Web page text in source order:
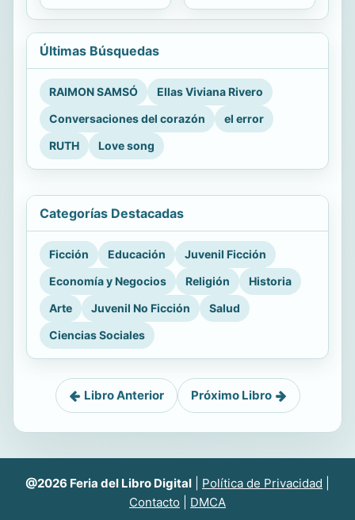
Últimas Búsquedas
RAIMON SAMSÓ
Ellas Viviana Rivero
Conversaciones del corazón
el error
RUTH
Love song
Categorías Destacadas
Ficción Educación
Juvenil Ficción
Economía y Negocios
Religión
Historia
Arte
Juvenil No Ficción
Salud
Ciencias Sociales
Libro Anterior Próximo Libro
@2026 Feria del Libro Digital Política de Privacidad
Contacto
DMCA